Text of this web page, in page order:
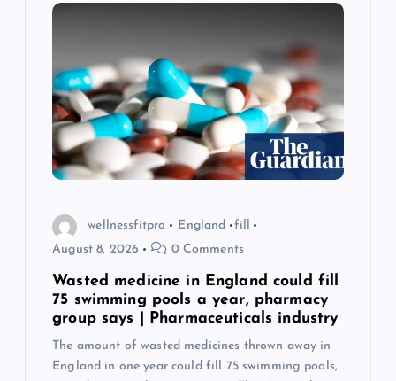
wellnessfitpro England
fill
August 8, 2026
0 Comments
Wasted medicine in England could fill
75 swimming pools a year, pharmacy
group says | Pharmaceuticals industry
The amount of wasted medicines thrown away in
England in one year could fill 75 swimming pools,